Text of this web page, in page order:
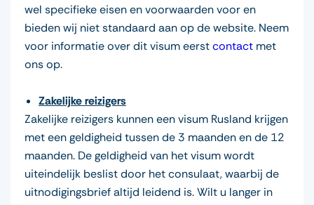
wel specifieke eisen en voorwaarden voor en
bieden wij niet standaard aan op de website. Neem
voor informatie over dit visum eerstcontact met
ons op.
Zakelijke reizigers
Zakelijke reizigers kunnen een visum Rusland krijgen
met een geldigheid tussen de 3 maanden en de 12
maanden. De geldigheid van het visum wordt
uiteindelijk beslist door het consulaat, waarbij de
uitnodigingsbrief altijd leidend is. Wilt u langer in